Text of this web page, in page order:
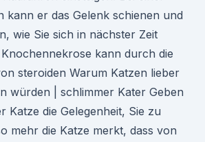
kann er das Gelenk schienen und
wie Sie sich in nächster Zeit
kann durch die
steroiden Warum Katzen lieber
würden | schlimmer Kater Geben
Katze die Gelegenheit, Sie zu
mehr die Katze merkt, dass von